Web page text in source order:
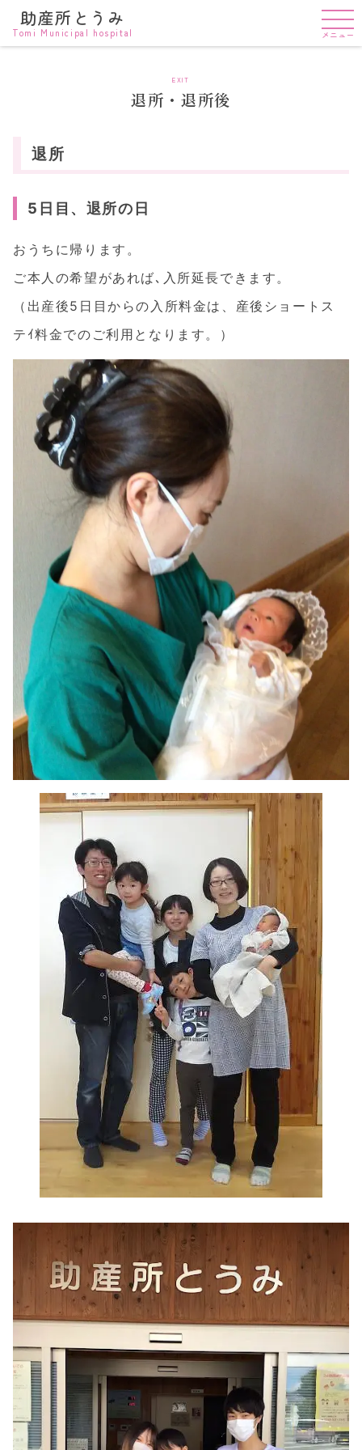
助産所とうみ
Tomi Municipal hospital メニュー
EXIT
退所・退所後
退所
5日目、退所の日
おうちに帰ります。
ご本人の希望があれば､入所延長できます。
（出産後5日目からの入所料金は、産後ショートス
テｲ料金でのご利用となります。）